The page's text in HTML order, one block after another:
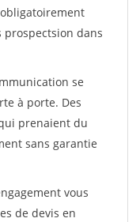
dans
se
à porte. Des
prenaient du
sans garantie
vous
de devis en